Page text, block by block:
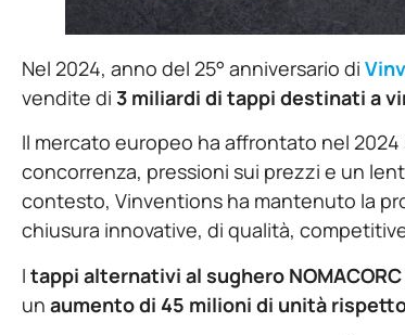
Nel 2024, anno del 25° anniversario di
vendite di 3 miliardi di tappi destinati a
Il mercato europeo ha affrontato nel
concorrenza, pressioni sui prezzi e un
contesto, Vinventions ha mantenuto la
chiusura innovative, di qualità,
I tappi alternativi al sughero NOMACORC
un aumento di 45 milioni di unità